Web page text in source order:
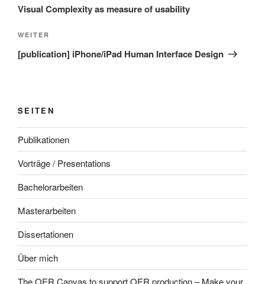
Visual Complexity as measure of usability
Nächster
Beitrag
WEITER
[publication] iPhone/iPad Human Interface Design
SEITEN
Publikationen
Vorträge / Presentations
Bachelorarbeiten
Masterarbeiten
Dissertationen
Über mich
The OER Canvas to support OER production – Make your